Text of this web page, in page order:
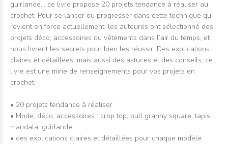
guirlande… ce livre propose 20 projets tendance à réaliser au
crochet. Pour se lancer ou progresser dans cette technique qui
revient en force actuellement, les auteures ont sélectionné des
projets déco, accessoires ou vêtements dans l’air du temps, et
nous livrent les secrets pour bien les réussir. Des explications
claires et détaillées, mais aussi des astuces et des conseils, ce
livre est une mine de renseignements pour vos projets en
crochet.
• 20 projets tendance à réaliser
• Mode, déco, accessoires : crop top, pull granny square, tapis
mandala, guirlande…
• des explications claires et détaillées pour chaque modèle